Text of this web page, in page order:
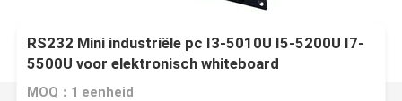
RS232 Mini industriële pc I3-5010U I5-5200U I7-
5500U voor elektronisch whiteboard
MOQ：1 eenheid